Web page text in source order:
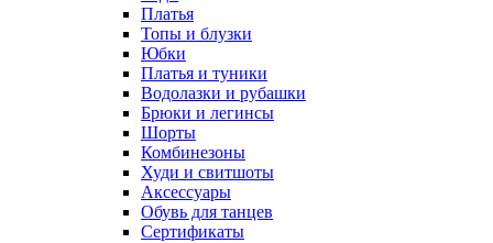
Платья
Топы и блузки
Юбки
Платья и туники
Водолазки и рубашки
Брюки и легинсы
Шорты
Комбинезоны
Худи и свитшоты
Аксессуары
Обувь для танцев
Сертификаты